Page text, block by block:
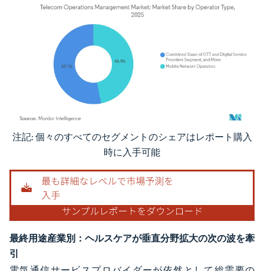
画像 © Mordor Intelligence。再利用にはCC BY 4.0の表示が必要です。
注記: 個々のすべてのセグメントのシェアはレポート購入
時に入手可能
最終用途産業別：ヘルスケアが垂直分野拡大の次の波を牽
引